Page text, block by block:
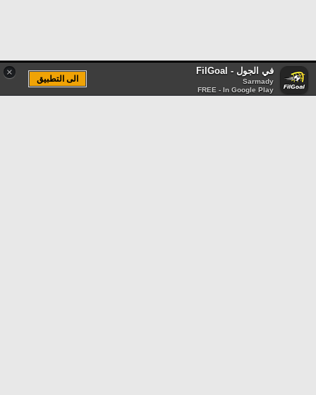
× في الجول - FilGoal
Sarmady
FREE - In Google Play
الى التطبيق